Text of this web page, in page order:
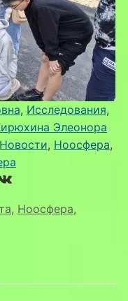
, Исследования
Элеонора
Новости, Ноосфера
, Ноосфера,